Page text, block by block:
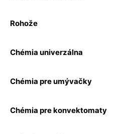
Rohože
Chémia univerzálna
Chémia pre umývačky
Chémia pre konvektomaty